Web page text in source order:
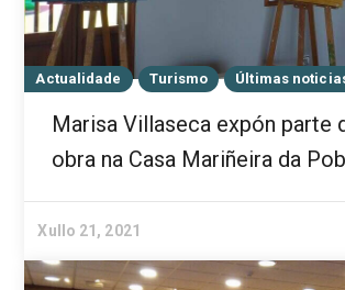
Actualidade Turismo Últimas
Marisa Villaseca expón parte
obra na Casa Mariñeira da
Xullo 21, 2021